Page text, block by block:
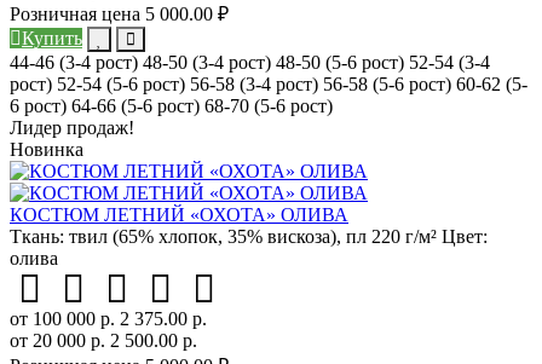
Розничная цена 5 000.00 ₽
Купить
44-46 (3-4 рост) 48-50 (3-4 рост) 48-50 (5-6 рост) 52-54 (3-4
рост) 52-54 (5-6 рост) 56-58 (3-4 рост) 56-58 (5-6 рост) 60-62 (5-
6 рост) 64-66 (5-6 рост) 68-70 (5-6 рост)
Лидер продаж!
Новинка
КОСТЮМ ЛЕТНИЙ «ОХОТА» ОЛИВА
Ткань: твил (65% хлопок, 35% вискоза), пл 220 г/м² Цвет:
олива
от 100 000 р. 2 375.00 р.
от 20 000 р. 2 500.00 р.